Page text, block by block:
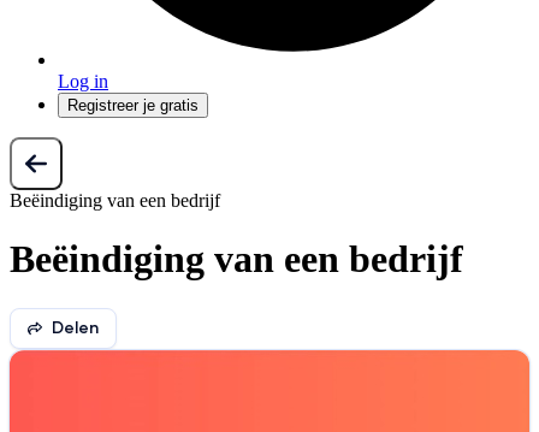
Log in
Registreer je gratis
Beëindiging van een bedrijf
Beëindiging van een bedrijf
Delen